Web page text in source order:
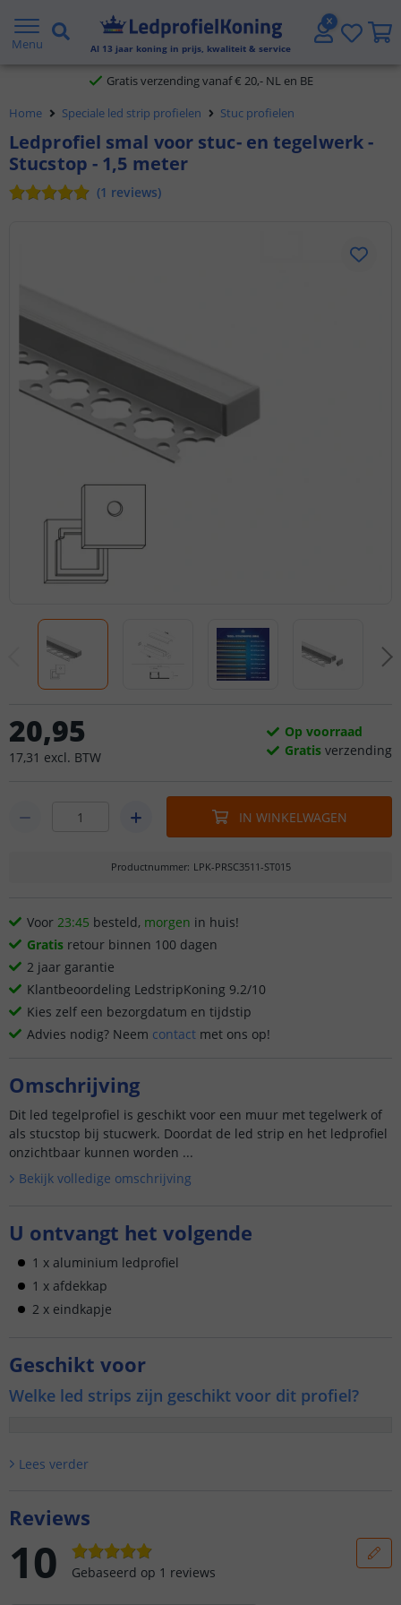
Menu Al 13 jaar koning in prijs, kwaliteit & service
2 jaar garantie
Gratis verzending vanaf € 20,- NL en BE
Klantbeoordeling 9.1
Voor 23:45 uur besteld,
Home Speciale led strip profielen Stuc profielen
Ledprofiel smal voor stuc- en tegelwerk -
Stucstop - 1,5 meter
(1 reviews)
20,95
17,31 excl. BTW
Op voorraad
Gratis verzending
IN WINKELWAGEN
Productnummer: LPK-PRSC3511-ST015
Voor 23:45 besteld, morgen in huis!
Gratis retour binnen 100 dagen
2 jaar garantie
Klantbeoordeling LedstripKoning 9.2/10
Kies zelf een bezorgdatum en tijdstip
Advies nodig? Neem contact met ons op!
Omschrijving
Dit led tegelprofiel is geschikt voor een muur met tegelwerk of
als stucstop bij stucwerk. Doordat de led strip en het ledprofiel
onzichtbaar kunnen worden ...
Bekijk volledige omschrijving
U ontvangt het volgende
1 x aluminium ledprofiel
1 x afdekkap
2 x eindkapje
Geschikt voor
Welke led strips zijn geschikt voor dit profiel?
Lees verder
Reviews
10 Gebaseerd op 1 reviews